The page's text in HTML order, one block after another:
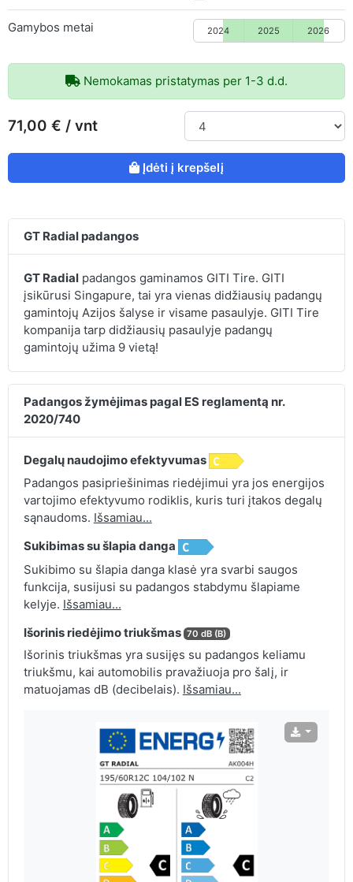
Gamybos metai 2024 2025 2026
Nemokamas pristatymas per 1-3 d.d.
71,00 € / vnt
Įdėti į krepšelį
GT Radial padangos
GT Radialpadangos gaminamos GITI Tire. GITI
įsikūrusi Singapure, tai yra vienas didžiausių padangų
gamintojų Azijos šalyse ir visame pasaulyje. GITI Tire
kompanija tarp didžiausių pasaulyje padangų
gamintojų užima 9 vietą!
Padangos žymėjimas pagal ES reglamentą nr.
2020/740
Degalų naudojimo efektyvumas
Padangos pasipriešinimas riedėjimui yra jos energijos
vartojimo efektyvumo rodiklis, kuris turi įtakos degalų
sąnaudoms. Išsamiau...
Sukibimas su šlapia danga
Sukibimo su šlapia danga klasė yra svarbi saugos
funkcija, susijusi su padangos stabdymu šlapiame
kelyje. Išsamiau...
Išorinis riedėjimo triukšmas 70 dB (B)
Išorinis triukšmas yra susijęs su padangos keliamu
triukšmu, kai automobilis pravažiuoja pro šalį, ir
matuojamas dB (decibelais). Išsamiau...